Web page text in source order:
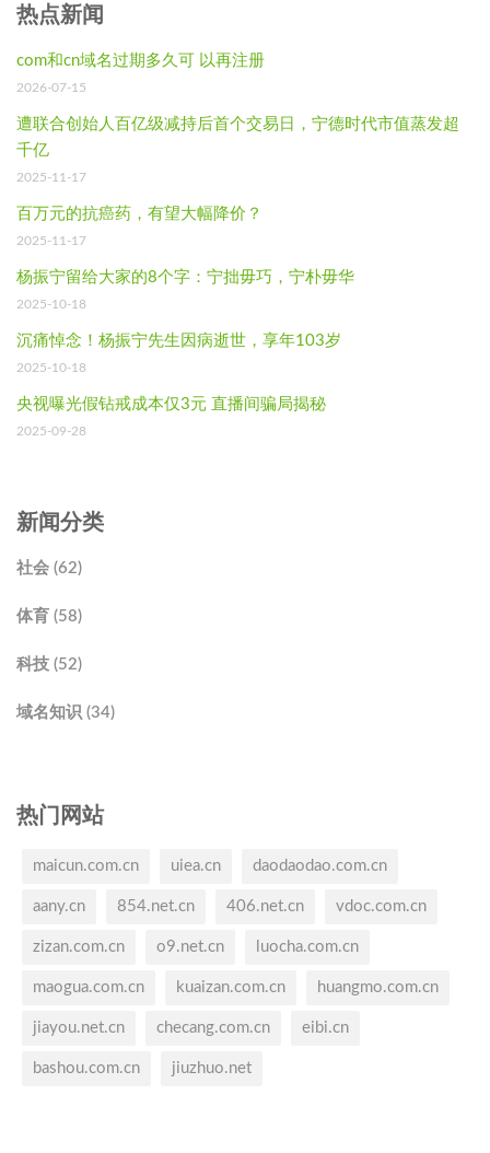
热点新闻
com和cn域名过期多久可 以再注册
2026-07-15
遭联合创始人百亿级减持后首个交易日，宁德时代市值蒸发超
千亿
2025-11-17
百万元的抗癌药，有望大幅降价？
2025-11-17
杨振宁留给大家的8个字：宁拙毋巧，宁朴毋华
2025-10-18
沉痛悼念！杨振宁先生因病逝世，享年103岁
2025-10-18
央视曝光假钻戒成本仅3元 直播间骗局揭秘
2025-09-28
新闻分类
社会 (62)
体育 (58)
科技 (52)
域名知识 (34)
热门网站
maicun.com.cn uiea.cn daodaodao.com.cn
aany.cn 854.net.cn 406.net.cn vdoc.com.cn
zizan.com.cn o9.net.cn luocha.com.cn
maogua.com.cn kuaizan.com.cn huangmo.com.cn
jiayou.net.cn checang.com.cn eibi.cn
bashou.com.cn jiuzhuo.net